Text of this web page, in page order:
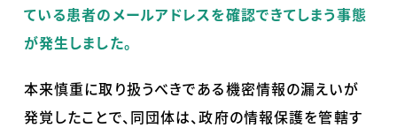
ている患者のメールアドレスを確認できてしまう事態
が発生しました。
本来慎重に取り扱うべきである機密情報の漏えいが
発覚したことで、同団体は、政府の情報保護を管轄す